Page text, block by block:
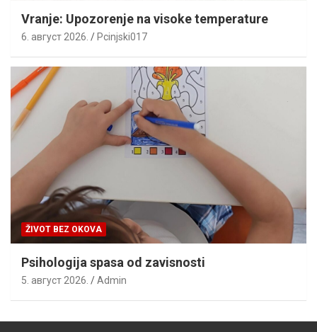
Vranje: Upozorenje na visoke temperature
6. август 2026. Pcinjski017
ŽIVOT BEZ OKOVA
Psihologija spasa od zavisnosti
5. август 2026. Admin